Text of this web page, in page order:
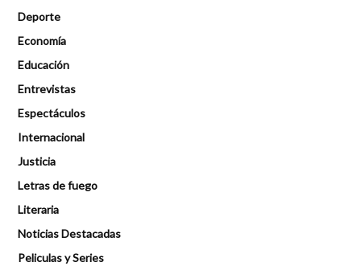
Deporte
Economía
Educación
Entrevistas
Espectáculos
Internacional
Justicia
Letras de fuego
Literaria
Noticias Destacadas
Peliculas y Series